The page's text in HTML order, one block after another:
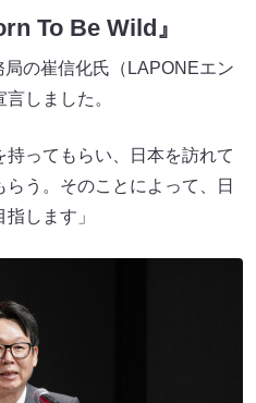
To Be Wild』
の崔信化氏（LAPONEエン
しました。
持ってもらい、日本を訪れて
う。そのことによって、日
します」